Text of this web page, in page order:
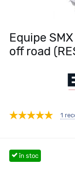
Equipe
off road
1
în stoc